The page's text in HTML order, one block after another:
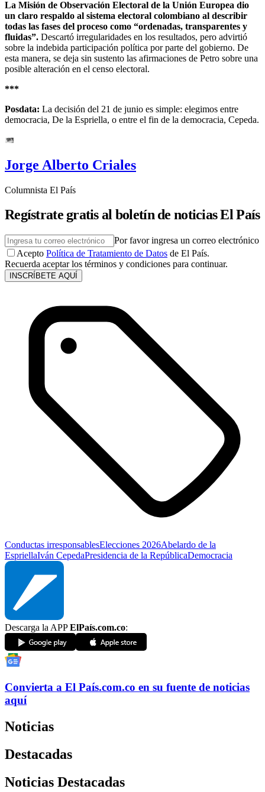
La Misión de Observación Electoral de la Unión Europea dio
un claro respaldo al sistema electoral colombiano al describir
todas las fases del proceso como “ordenadas, transparentes y
fluidas”. Descartó irregularidades en los resultados, pero advirtió
sobre la indebida participación política por parte del gobierno. De
esta manera, se deja sin sustento las afirmaciones de Petro sobre una
posible alteración en el censo electoral.
***
Posdata: La decisión del 21 de junio es simple: elegimos entre
democracia, De la Espriella, o entre el fin de la democracia, Cepeda.
Jorge Alberto Criales
Columnista El País
Regístrate gratis al boletín de noticias El País
Por favor ingresa un correo electrónico
Acepto Política de Tratamiento de Datos de El País.
Recuerda aceptar los términos y condiciones para continuar.
INSCRÍBETE AQUÍ
Conductas irresponsablesElecciones 2026Abelardo de la
EspriellaIván CepedaPresidencia de la RepúblicaDemocracia
Descarga la APPElPaís.com.co:
Convierta a El País.com.co en su fuente de noticias
aquí
Noticias
Destacadas
Noticias Destacadas